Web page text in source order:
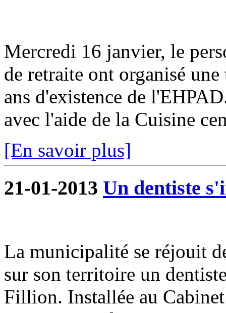
Mercredi 16 janvier, le
de retraite ont organisé
ans d'existence de
avec l'aide de la Cuisine
[En savoir plus]
21-01-2013 Un dentiste
La municipalité se réjouit
sur son territoire un
Fillion. Installée au